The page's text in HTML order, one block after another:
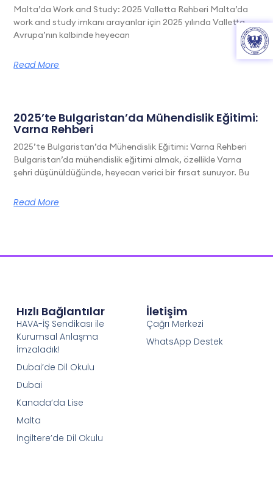
Malta’da Work and Study: 2025 Valletta Rehberi Malta’da
work and study imkanı arayanlar için 2025 yılında Valletta,
Avrupa’nın kalbinde heyecan
Read More
2025’te Bulgaristan’da Mühendislik Eğitimi:
Varna Rehberi
2025’te Bulgaristan’da Mühendislik Eğitimi: Varna Rehberi
Bulgaristan’da mühendislik eğitimi almak, özellikle Varna
şehri düşünüldüğünde, heyecan verici bir fırsat sunuyor. Bu
Read More
Hızlı Bağlantılar
HAVA-İŞ Sendikası ile
Kurumsal Anlaşma
İmzaladık!
Dubai’de Dil Okulu
Dubai
Kanada’da Lise
Malta
İngiltere’de Dil Okulu
İletişim
Çağrı Merkezi
WhatsApp Destek